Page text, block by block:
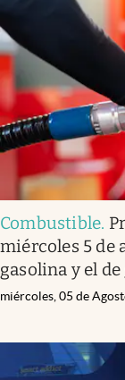
Combustible.
miércoles 5 de
gasolina y el de
miércoles, 05 de